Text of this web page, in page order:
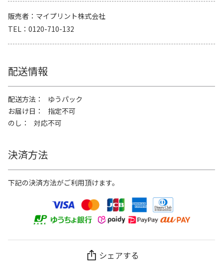
販売者
マイプリント株式会社
TEL
0120-710-132
配送情報
配送方法
ゆうパック
お届け日
指定不可
のし
対応不可
決済方法
下記の決済方法がご利用頂けます。
シェアする